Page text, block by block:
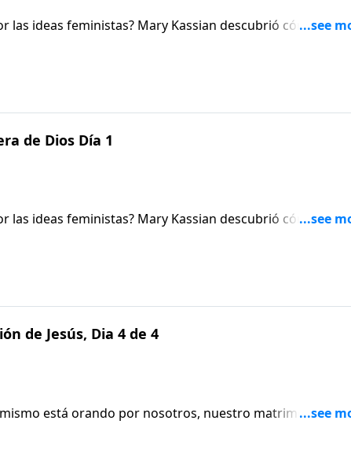
las ideas feministas? Mary Kassian descubrió cómo las
cómo la Palabra de Dios se convirtió en la herramienta
de Dios Día 1
las ideas feministas? Mary Kassian descubrió cómo las
cómo la Palabra de Dios se convirtió en la herramienta
de Jesús, Dia 4 de 4
está orando por nosotros, nuestro matrimonio y
parte del mensaje de David Nasser.